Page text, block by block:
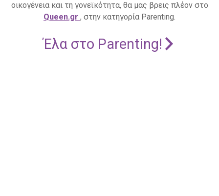
οικογένεια και τη γονεϊκότητα, θα μας βρεις πλέον στο
Queen.gr , στην κατηγορία Parenting.
Έλα στο Parenting!